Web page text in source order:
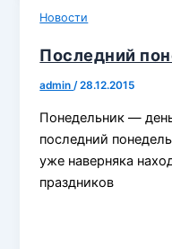
Новости
Последний
admin/28.12.2015
Понедельник —
последний
уже наверняка
праздников